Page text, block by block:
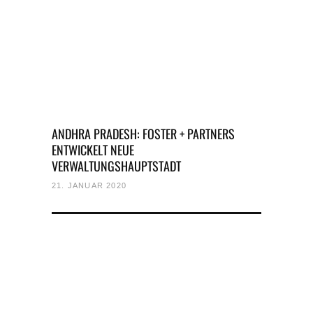
ANDHRA PRADESH: FOSTER + PARTNERS
ENTWICKELT NEUE
VERWALTUNGSHAUPTSTADT
21. JANUAR 2020